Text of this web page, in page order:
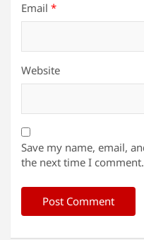
Email *
Website
Save my name, email,
the next time I comment.